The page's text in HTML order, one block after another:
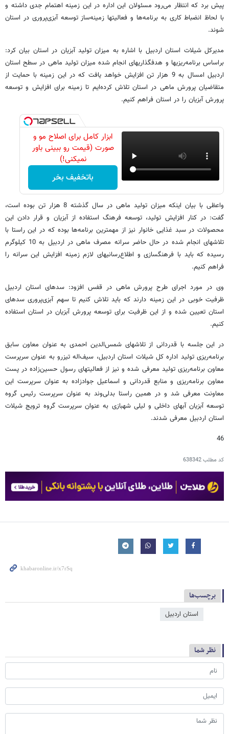
پیش برد که انتظار می‌رود مسئولان این اداره در این زمینه اهتمام جدی داشته و
با لحاظ انضباط کاری به برنامه‌ها و فعالیتها زمینه‌ساز توسعه آبزی‌پروری در استان
شوند.
مدیرکل شیلات استان اردبیل با اشاره به میزان تولید آبزیان در استان بیان کرد:
براساس برنامه‌ریزیها و هدفگذاریهای انجام شده میزان تولید ماهی در سطح استان
اردبیل امسال به 9 هزار تن افزایش خواهد یافت که در این زمینه با حمایت از
متقاضیان پرورش ماهی در استان تلاش کرده‌ایم تا زمینه برای افزایش و توسعه
پرورش آبزیان را در استان فراهم کنیم.
ابزار کامل برای اصلاح مو و
صورت (قیمت رو ببینی باور
نمیکنی!)
باتخفیف بخر
واعظی با بیان اینکه میزان تولید ماهی در سال گذشته 8 هزار تن بوده است،
گفت: در کنار افزایش تولید، توسعه فرهنگ استفاده از آبزیان و قرار دادن این
محصولات در سبد غذایی خانوار نیز از مهمترین برنامه‌ها بوده که در این راستا با
تلاشهای انجام شده در حال حاضر سرانه مصرف ماهی در اردبیل به 10 کیلوگرم
رسیده که باید با فرهنگسازی و اطلاع‌رسانیهای لازم زمینه افزایش این سرانه را
فراهم کنیم.
وی در مورد اجرای طرح پرورش ماهی در قفس افزود: سدهای استان اردبیل
ظرفیت خوبی در این زمینه دارند که باید تلاش کنیم تا سهم آبزی‌پروری سدهای
استان تعیین شده و از این ظرفیت برای توسعه پرورش آبزیان در استان استفاده
کنیم.
در این جلسه با قدردانی از تلاشهای شمس‌الدین احمدی به عنوان معاون سابق
برنامه‌ریزی تولید اداره کل شیلات استان اردبیل، سیف‌اله تیزرو به عنوان سرپرست
معاون برنامه‌ریزی تولید معرفی شده و نیز از فعالیتهای رسول حسین‌زاده در پست
معاون برنامه‌ریزی و منابع قدردانی و اسماعیل جوادزاده به عنوان سرپرست این
معاونت معرفی شد و در همین راستا بدلی‌وند به عنوان سرپرست رئیس گروه
توسعه آبزیان آبهای داخلی و لیلی شهبازی به عنوان سرپرست گروه ترویج شیلات
استان اردبیل معرفی شدند.
46
کد مطلب638342
برچسب‌ها
استان اردبیل
نظر شما